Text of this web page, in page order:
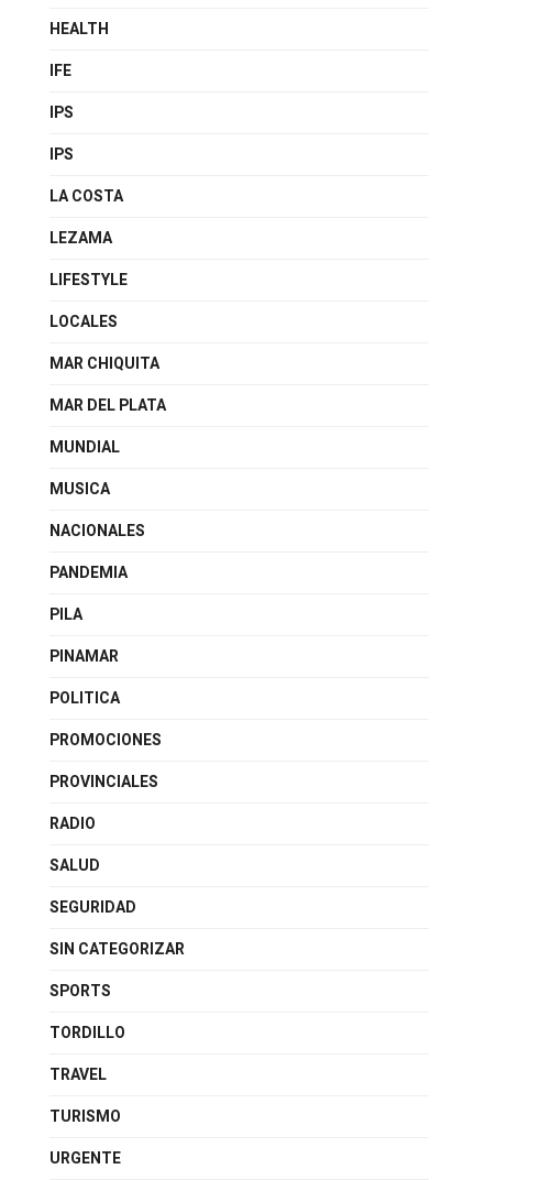
HEALTH
IFE
IPS
IPS
LA COSTA
LEZAMA
LIFESTYLE
LOCALES
MAR CHIQUITA
MAR DEL PLATA
MUNDIAL
MUSICA
NACIONALES
PANDEMIA
PILA
PINAMAR
POLITICA
PROMOCIONES
PROVINCIALES
RADIO
SALUD
SEGURIDAD
SIN CATEGORIZAR
SPORTS
TORDILLO
TRAVEL
TURISMO
URGENTE